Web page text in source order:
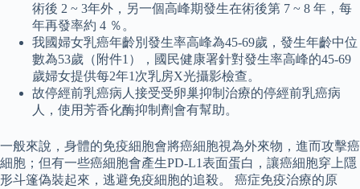
術後 2 ~ 3年外，另一個高峰期發生在術後第 7 ~ 8 年，每
年再發率約 4 ％。
我國婦女乳癌年齡別發生率高峰為45-69歲，發生年齡中位
數為53歲（附件1），國民健康署針對發生率高峰的45-69
歲婦女提供每2年1次乳房X光攝影檢查。
故停經前乳癌病人接受受卵巢抑制治療的停經前乳癌病
人，使用芳香化酶抑制劑會有幫助。
一般來說，身體的免疫細胞會將癌細胞視為外來物，進而攻擊癌
細胞；但有一些癌細胞會產生PD-L1表面蛋白，讓癌細胞穿上隱
形斗篷偽裝起來，逃避免疫細胞的追殺。 癌症免疫治療的原